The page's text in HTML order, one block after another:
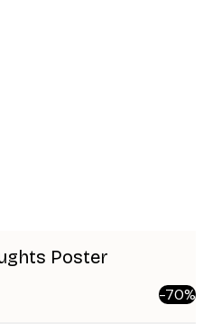
Poster
-70%